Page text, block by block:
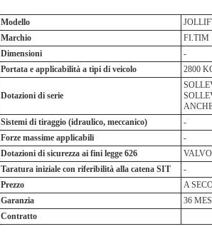
Modello
Marchio
FI.TIM
Dimensioni
-
Portata e applicabilità a tipi di veicolo
2800
Dotazioni di serie
Sistemi di tiraggio (idraulico, meccanico)
-
Forze massime applicabili
-
Dotazioni di sicurezza ai fini legge 626
Taratura iniziale con riferibilità alla catena SIT
-
Prezzo
A
Garanzia
36
Contratto